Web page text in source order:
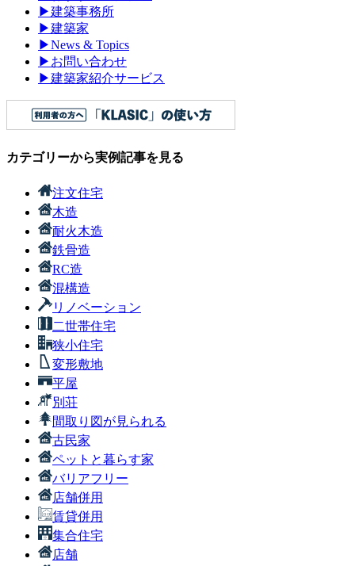
▶建築事務所
▶建築家
▶News & Topics
▶ お問い合わせ
▶建築家紹介サービス
カテゴリーから実例記事を見る
注文住宅
木造
耐火木造
鉄骨造
RC造
混構造
リノベーション
二世帯住宅
狭小住宅
変形敷地
平屋
別荘
間取り図が見られる
古民家
ペットと暮らす家
バリアフリー
店舗併用
賃貸併用
集合住宅
店舗